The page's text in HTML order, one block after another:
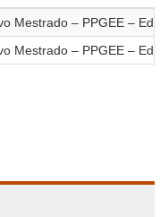
Mestrado – PPGEE –
Mestrado – PPGEE –